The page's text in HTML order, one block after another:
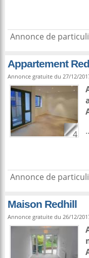
Annonce de
Appartement
Annonce gratuite du 27/12/
4
Annonce de
Maison Redhill
Annonce gratuite du 26/12/